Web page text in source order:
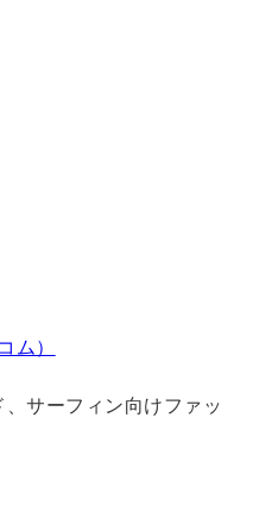
ム）
サーフィン向けファッ